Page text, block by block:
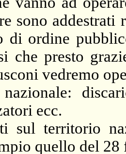
sono addestrati
di ordine
che presto
vedremo
ecc.
sul territorio
quello del